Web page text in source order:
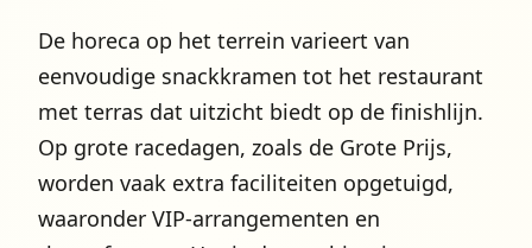
De horeca op het terrein varieert van
eenvoudige snackkramen tot het restaurant
met terras dat uitzicht biedt op de finishlijn.
Op grote racedagen, zoals de Grote Prijs,
worden vaak extra faciliteiten opgetuigd,
waaronder VIP-arrangementen en